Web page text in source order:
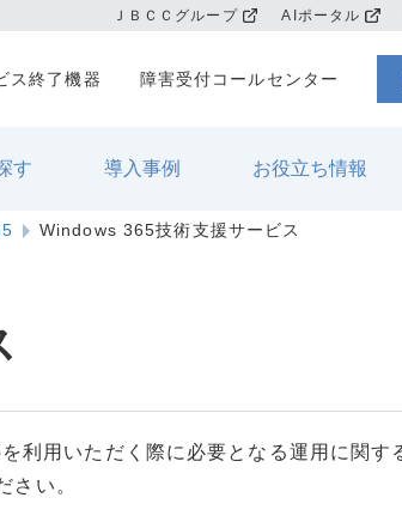
ＪＢＣＣグループ AIポータル
す 導入事例 お役立ち情報
ス終了機器 障害受付コールセンター
Windows 365技術支援サービス
用いただく際に必要となる運用に関す
さい。